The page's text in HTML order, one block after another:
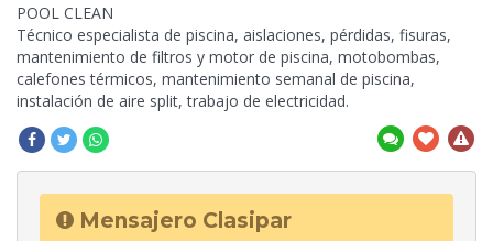
POOL CLEAN
Técnico especialista de piscina, aislaciones, pérdidas, fisuras,
mantenimiento de filtros y motor de piscina, motobombas,
calefones térmicos, mantenimiento semanal de piscina,
instalación de aire split, trabajo de electricidad.
Mensajero Clasipar